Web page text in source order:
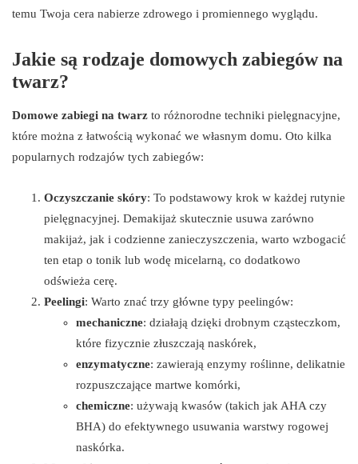
temu Twoja cera nabierze zdrowego i promiennego wyglądu.
Jakie są rodzaje domowych zabiegów na
twarz?
Domowe zabiegi na twarz to różnorodne techniki pielęgnacyjne,
które można z łatwością wykonać we własnym domu. Oto kilka
popularnych rodzajów tych zabiegów:
Oczyszczanie skóry: To podstawowy krok w każdej rutynie
pielęgnacyjnej. Demakijaż skutecznie usuwa zarówno
makijaż, jak i codzienne zanieczyszczenia, warto wzbogacić
ten etap o tonik lub wodę micelarną, co dodatkowo
odświeża cerę.
Peelingi: Warto znać trzy główne typy peelingów:
mechaniczne: działają dzięki drobnym cząsteczkom,
które fizycznie złuszczają naskórek,
enzymatyczne: zawierają enzymy roślinne, delikatnie
rozpuszczające martwe komórki,
chemiczne: używają kwasów (takich jak AHA czy
BHA) do efektywnego usuwania warstwy rogowej
naskórka.